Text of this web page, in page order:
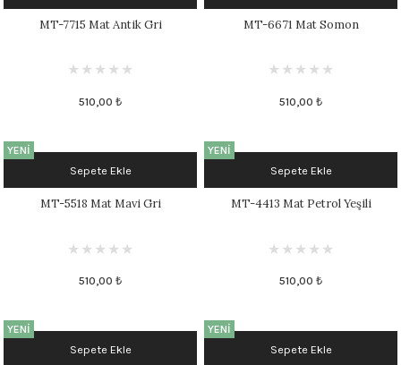
MT-7715 Mat Antik Gri
510,00 ₺
MT-6671 Mat Somon
510,00 ₺
YENİ
Sepete Ekle
MT-5518 Mat Mavi Gri
510,00 ₺
YENİ
Sepete Ekle
MT-4413 Mat Petrol Yeşili
510,00 ₺
YENİ
Sepete Ekle
YENİ
Sepete Ekle